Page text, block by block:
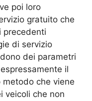
poi loro
gratuito che
precedenti
di servizio
dei parametri
il
metodo che viene
veicoli che non